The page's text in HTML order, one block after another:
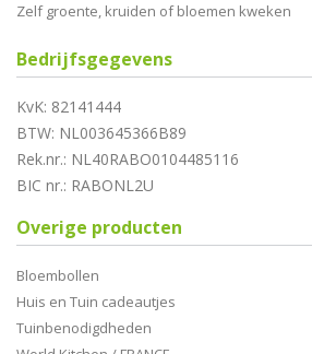
Zelf groente, kruiden of bloemen kweken
Bedrijfsgegevens
KvK: 82141444
BTW: NL003645366B89
Rek.nr.: NL40RABO0104485116
BIC nr.: RABONL2U
Overige producten
Bloembollen
Huis en Tuin cadeautjes
Tuinbenodigdheden